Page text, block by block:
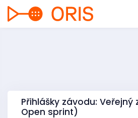
Přihlášky závodu:
Open sprint)